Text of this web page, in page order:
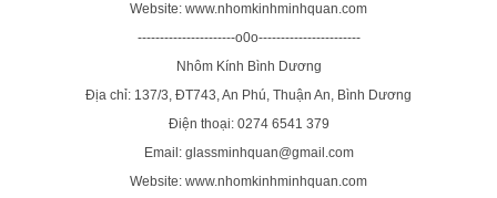
Website: www.nhomkinhminhquan.com
----------------------o0o-----------------------
Nhôm Kính Bình Dương
Địa chỉ: 137/3, ĐT743, An Phú, Thuận An, Bình Dương
Điện thoại: 0274 6541 379
Email: glassminhquan@gmail.com
Website: www.nhomkinhminhquan.com